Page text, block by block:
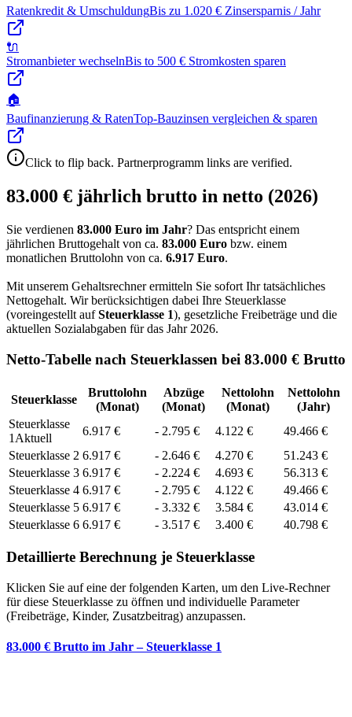
Ratenkredit & UmschuldungBis zu 1.020 € Zinsersparnis / Jahr
🔌
Stromanbieter wechselnBis to 500 € Stromkosten sparen
🏠
Baufinanzierung & RatenTop-Bauzinsen vergleichen & sparen
Click to flip back. Partnerprogramm links are verified.
83.000 € jährlich brutto in netto (2026)
Sie verdienen 83.000 Euro im Jahr? Das entspricht einem
jährlichen Bruttogehalt von ca. 83.000 Euro bzw. einem
monatlichen Bruttolohn von ca. 6.917 Euro.
Mit unserem Gehaltsrechner ermitteln Sie sofort Ihr tatsächliches
Nettogehalt. Wir berücksichtigen dabei Ihre Steuerklasse
(voreingestellt aufSteuerklasse 1), gesetzliche Freibeträge und die
aktuellen Sozialabgaben für das Jahr 2026.
Netto-Tabelle nach Steuerklassen bei 83.000 € Brutto
Steuerklasse
Bruttolohn
(Monat)
Abzüge
(Monat)
Nettolohn
(Monat)
Nettolohn
(Jahr)
Steuerklasse
1 Aktuell
6.917 € - 2.795 € 4.122 € 49.466 €
Steuerklasse 2 6.917 € - 2.646 € 4.270 € 51.243 €
Steuerklasse 3 6.917 € - 2.224 € 4.693 € 56.313 €
Steuerklasse 4 6.917 € - 2.795 € 4.122 € 49.466 €
Steuerklasse 5 6.917 € - 3.332 € 3.584 € 43.014 €
Steuerklasse 6 6.917 € - 3.517 € 3.400 € 40.798 €
Detaillierte Berechnung je Steuerklasse
Klicken Sie auf eine der folgenden Karten, um den Live-Rechner
für diese Steuerklasse zu öffnen und individuelle Parameter
(Freibeträge, Kinder, Zusatzbeitrag) anzupassen.
83.000 € Brutto im Jahr – Steuerklasse 1